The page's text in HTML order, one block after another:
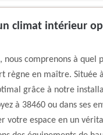
climat intérieur
nous comprenons à quel
règne en maître. Située
grâce à notre
à 38460 ou dans ses
votre espace en un